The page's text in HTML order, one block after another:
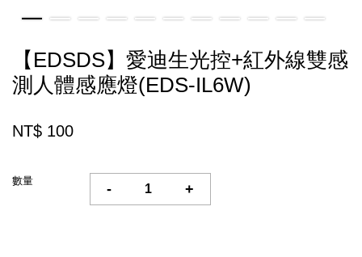
【EDSDS】愛迪生光控+紅外線雙感
測人體感應燈(EDS-IL6W)
NT$ 100
數量
- +